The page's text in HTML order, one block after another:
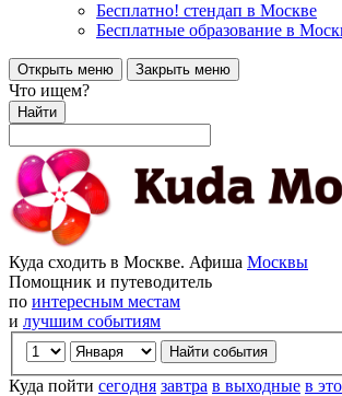
Бесплатно! стендап в Москве
Бесплатные образование в
Открыть меню Закрыть меню
Что ищем?
Найти
Куда сходить в Москве. Афиша Москвы
Помощник и путеводитель
по интересным местам
и лучшим событиям
Куда пойти сегодня завтра в выходные в